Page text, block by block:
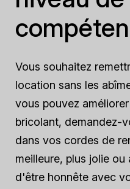
Vous souhaitez
location sans les
vous pouvez
bricolant, demandez-
dans vos cordes de
meilleure, plus jolie
d'être honnête avec